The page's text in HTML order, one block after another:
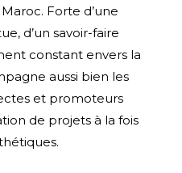
Prestige
CONTACT
Forte d’une
d’un savoir-faire
constant envers la
aussi bien les
et promoteurs
de projets à la fois